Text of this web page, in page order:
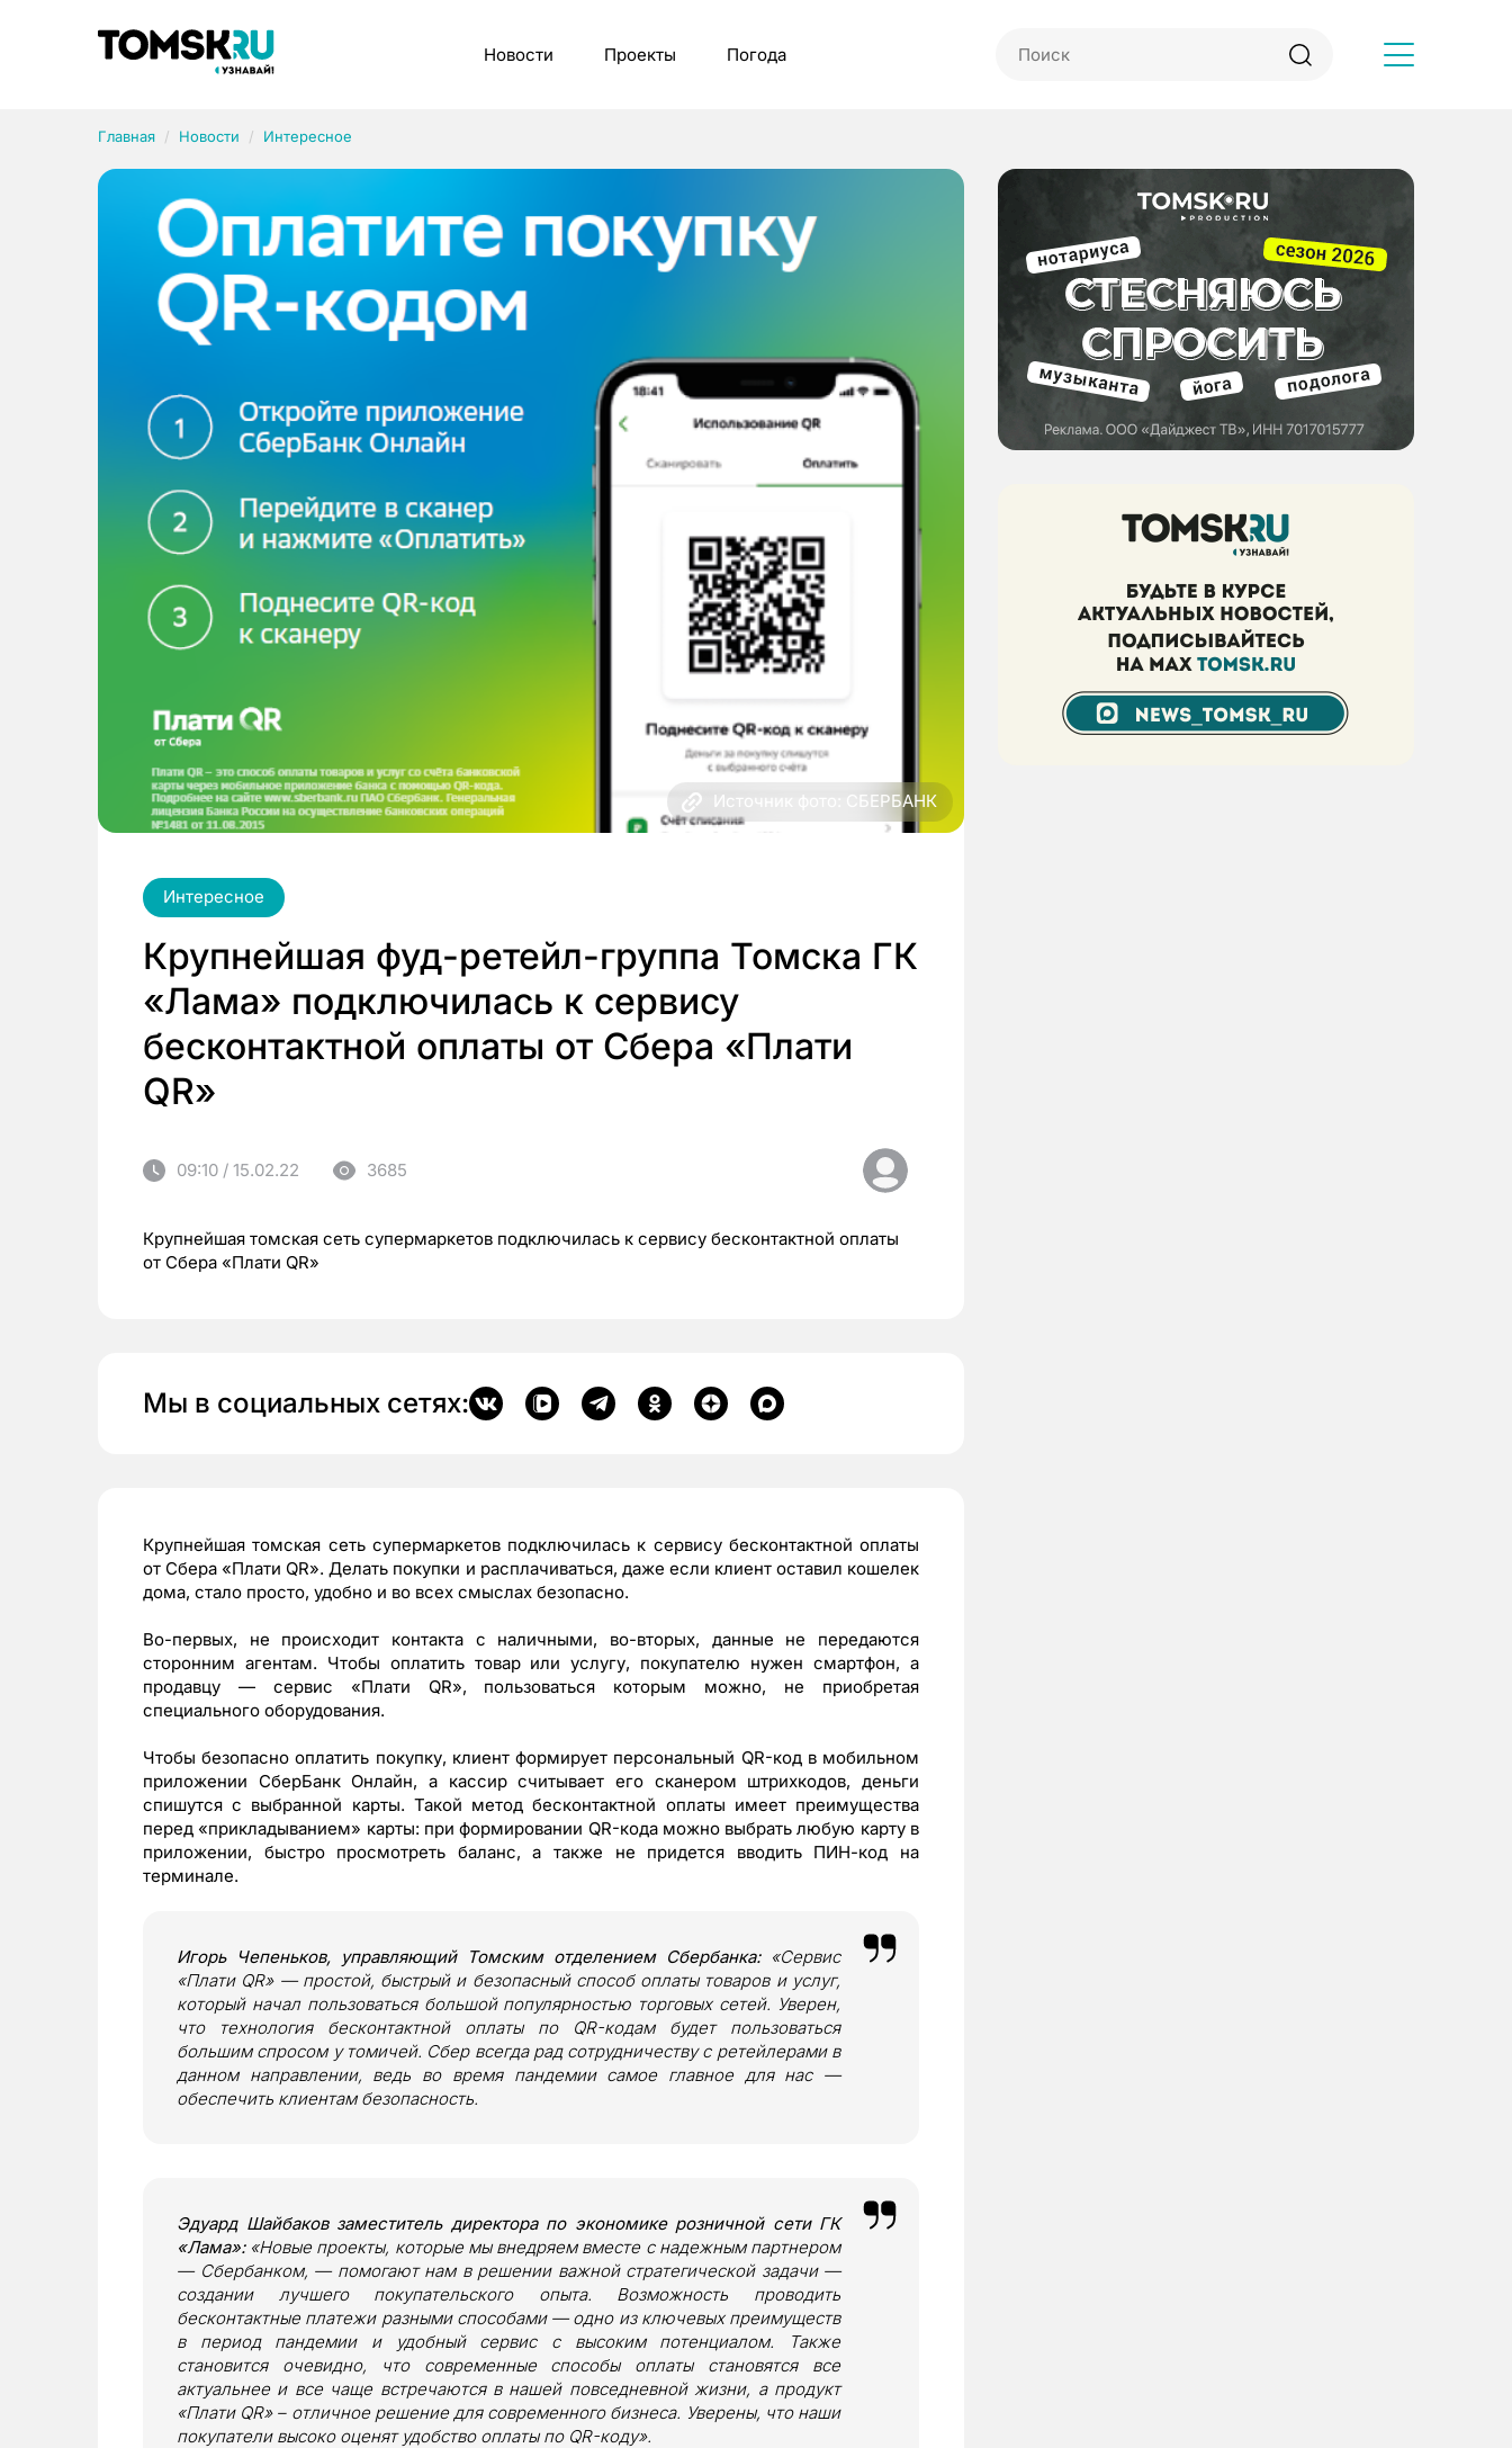
Новости Проекты Погода
Главная Новости Интересное
Источник фото: СБЕРБАНК
Интересное
Крупнейшая фуд-ретейл-группа Томска ГК
«Лама» подключилась к сервису
бесконтактной оплаты от Сбера «Плати
QR»
09:10 / 15.02.22 3685
Крупнейшая томская сеть супермаркетов подключилась к сервису бесконтактной оплаты
от Сбера «Плати QR»
Мы в социальных сетях:
Крупнейшая томская сеть супермаркетов подключилась к сервису бесконтактной оплаты
от Сбера «Плати QR». Делать покупки и расплачиваться, даже если клиент оставил кошелек
дома, стало просто, удобно и во всех смыслах безопасно.
Во-первых, не происходит контакта с наличными, во-вторых, данные не передаются
сторонним агентам. Чтобы оплатить товар или услугу, покупателю нужен смартфон, а
продавцу — сервис «Плати QR», пользоваться которым можно, не приобретая
специального оборудования.
Чтобы безопасно оплатить покупку, клиент формирует персональный QR-код в мобильном
приложении СберБанк Онлайн, а кассир считывает его сканером штрихкодов, деньги
спишутся с выбранной карты. Такой метод бесконтактной оплаты имеет преимущества
перед «прикладыванием» карты: при формировании QR-кода можно выбрать любую карту в
приложении, быстро просмотреть баланс, а также не придется вводить ПИН-код на
терминале.
Игорь Чепеньков, управляющий Томским отделением Сбербанка:«Сервис
«Плати QR» — простой, быстрый и безопасный способ оплаты товаров и услуг,
который начал пользоваться большой популярностью торговых сетей. Уверен,
что технология бесконтактной оплаты по QR-кодам будет пользоваться
большим спросом у томичей. Сбер всегда рад сотрудничеству с ретейлерами в
данном направлении, ведь во время пандемии самое главное для нас —
обеспечить клиентам безопасность.
Эдуард Шайбаков заместитель директора по экономике розничной сети ГК
«Лама»: «Новые проекты, которые мы внедряем вместе с надежным партнером
— Сбербанком, — помогают нам в решении важной стратегической задачи —
создании лучшего покупательского опыта. Возможность проводить
бесконтактные платежи разными способами — одно из ключевых преимуществ
в период пандемии и удобный сервис с высоким потенциалом. Также
становится очевидно, что современные способы оплаты становятся все
актуальнее и все чаще встречаются в нашей повседневной жизни, а продукт
«Плати QR»– отличное решение для современного бизнеса. Уверены, что наши
покупатели высоко оценят удобство оплаты по QR-коду».
Рубрики